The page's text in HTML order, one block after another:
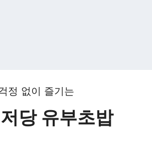
정 없이 즐기는
당 유부초밥